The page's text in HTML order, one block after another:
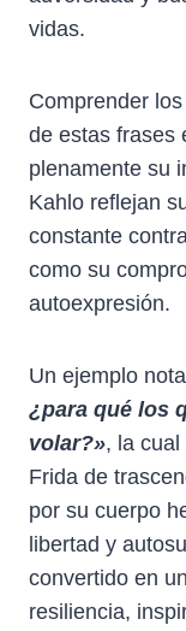
vidas.
Comprender los
de estas frases
plenamente su
Kahlo reflejan
constante
como su
autoexpresión.
Un ejemplo
¿para qué los
volar?», la
Frida de
por su cuerpo
libertad y
convertido en
resiliencia,